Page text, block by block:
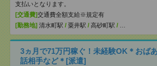
支払いとなります。
[交通費]交通費全額支給※規定有
[勤務地] 清水町駅 / 粟井駅 / 高砂町駅 / …
3ヵ月で71万円稼ぐ！未経験OK＊おば
話相手など＊[派遣]